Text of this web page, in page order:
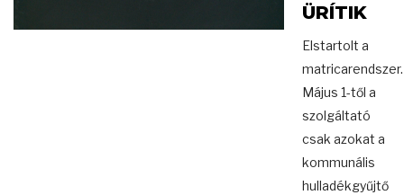
ÜRÍTIK
Elstartolt a
matricarendszer.
Május 1-től a
szolgáltató
csak azokat a
kommunális
hulladékgyűjtő